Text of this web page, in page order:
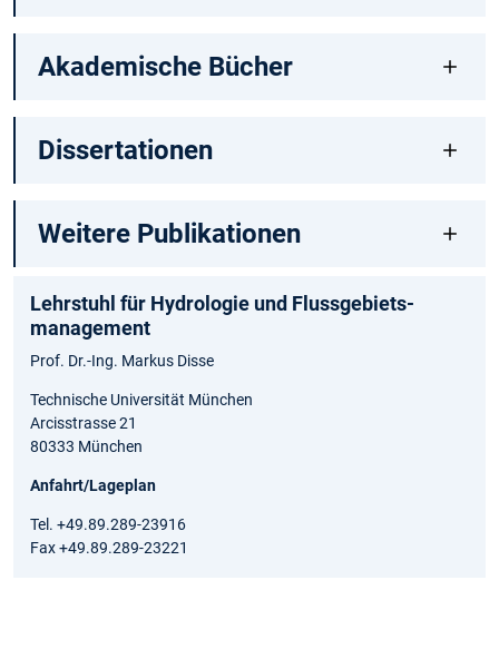
Akademische Bücher
Dissertationen
Weitere Publikationen
Lehrstuhl für Hydrologie und Flussgebiets­
management
Prof. Dr.-Ing. Markus Disse
Technische Universität München
Arcisstrasse 21
80333 München
Anfahrt/Lageplan
Tel. +49.89.289-23916
Fax +49.89.289-23221